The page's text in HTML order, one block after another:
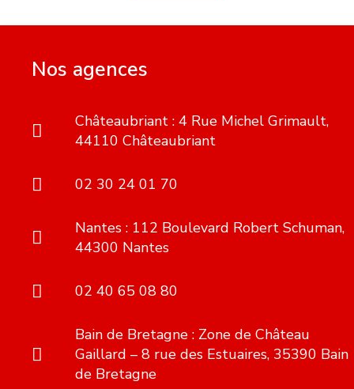
Nos agences
Châteaubriant : 4 Rue Michel Grimault,
44110 Châteaubriant
02 30 24 01 70
Nantes : 112 Boulevard Robert Schuman,
44300 Nantes
02 40 65 08 80
Bain de Bretagne : Zone de Château
Gaillard – 8 rue des Estuaires, 35390 Bain
de Bretagne